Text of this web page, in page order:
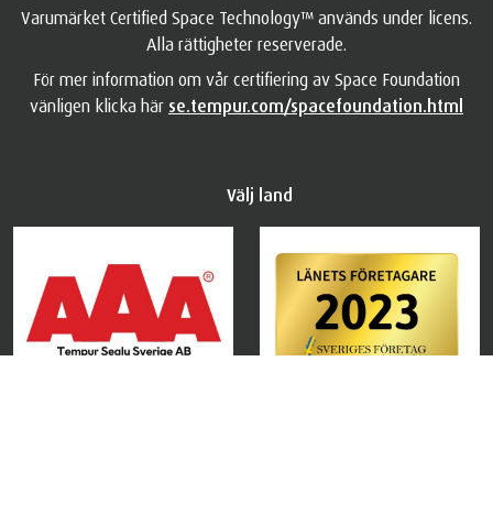
Varumärket Certified Space Technology™ används under licens.
Alla rättigheter reserverade.
För mer information om vår certifiering av Space Foundation
vänligen klicka här se.tempur.com/spacefoundation.html
Välj land